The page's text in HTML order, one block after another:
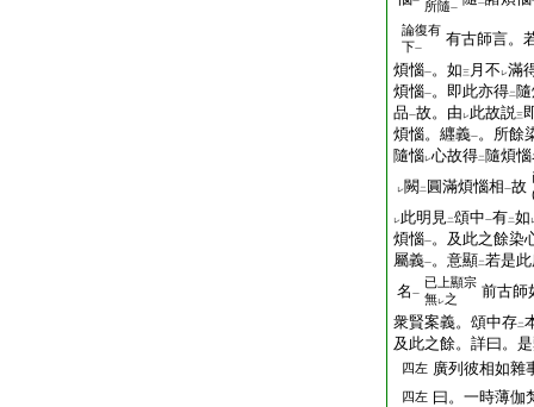
所隨一
論復有
下一
有古師言。
煩惱一。如三 月不 レ滿
煩惱一。即此亦得二
品一故。由 レ此故説三
煩惱。纒義一。所餘
隨惱レ心故得二 隨煩
レ闕 二 圓滿煩惱相一故
レ此明見二頌中一有二如
煩惱一。及此之餘染
屬義一。意顯二若是
名 一
已上顯宗
無レ之
前古師
衆賢案義。頌中存二
及此之餘。詳曰。
四左 廣列彼相如
四左 曰。一時薄伽